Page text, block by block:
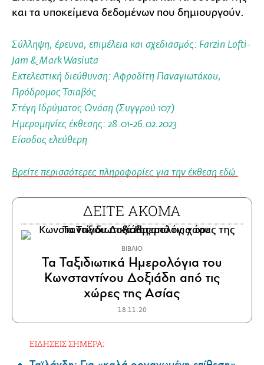
και τα υποκείμενα δεδομένων που δημιουργούν.
Σύλληψη, έρευνα, επιμέλεια και σχεδιασμός: Farzin Lofti-
Jam & Mark Wasiuta
Εκτελεστική διεύθυνση: Αφροδίτη Παναγιωτάκου,
Πρόδρομος Τσιαβός
Στέγη Ιδρύματος Ωνάση (Συγγρού 107)
Ημερομηνίες έκθεσης: 28.01-26.02.2023
Είσοδος ελεύθερη
Βρείτε περισσότερες πληροφορίες για την έκθεση εδώ.
ΔΕΙΤΕ ΑΚΟΜΑ
ΒΙΒΛΙΟ
Τα Ταξιδιωτικά Ημερολόγια του
Κωνσταντίνου Δοξιάδη από τις
χώρες της Ασίας
18.11.20
ΕΙΔΗΣΕΙΣ ΣΗΜΕΡΑ: